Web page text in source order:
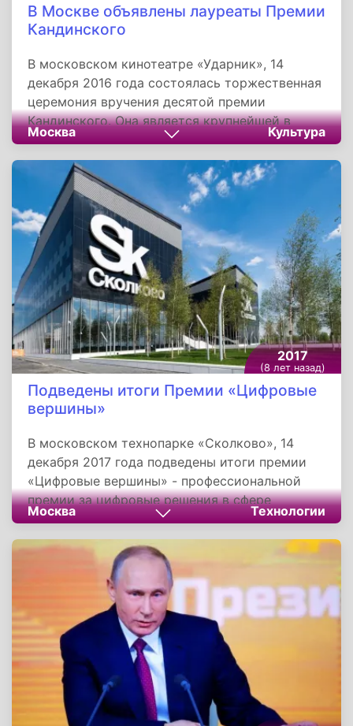
В Москве объявлены лауреаты Премии
Кандинского
В московском кинотеатре «Ударник», 14
декабря 2016 года состоялась торжественная
церемония вручения десятой премии
Кандинского. Она является крупнейшей в
России негосударственной наградой в
области современного искусства. Премия
была учреждена коллекционером и главой
Международного культурного фонда BREUS
Foundation Шалвой Бреусом.
Москва Культура
2017
(8 лет назад)
Подведены итоги Премии «Цифровые
вершины»
В московском технопарке «Сколково», 14
декабря 2017 года подведены итоги премии
«Цифровые вершины» - профессиональной
премии за цифровые решения в сфере
повышения эффективности деятельности.
Конкурентоспособных российских технологий
электронного управления уже много, в числе
отмеченных - «Uber для грузовиков» GroozGo,
система управления финансами «Альфа-
Директ» и управления проектами Rubius.
Москва Технологии